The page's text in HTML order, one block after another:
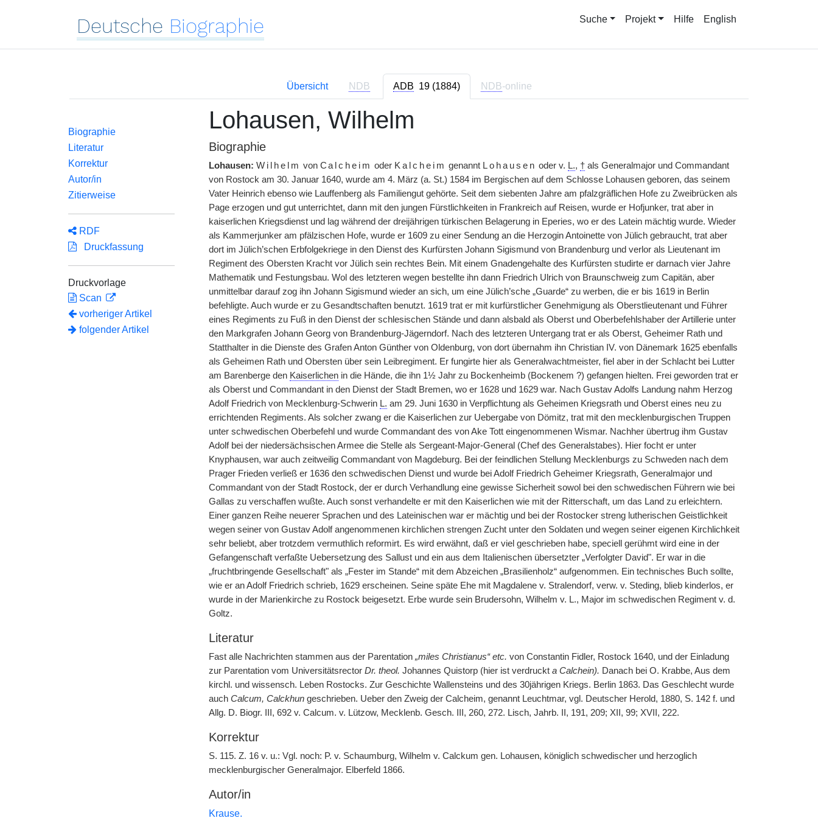
Deutsche Biographie Suche Projekt Hilfe English
Übersicht NDB ADB 19 (1884) NDB-online
Biographie
Literatur
Korrektur
Autor/in
Zitierweise
RDF
Druckfassung
Druckvorlage
Scan
vorheriger Artikel
folgender Artikel
Lohausen, Wilhelm
Biographie
Lohausen: Wilhelm von Calcheim oder Kalcheim genannt Lohausen oder v. L., †als Generalmajor und Commandant
von Rostock am 30. Januar 1640, wurde am 4. März (a. St.) 1584 im Bergischen auf dem Schlosse Lohausen geboren, das seinem
Vater Heinrich ebenso wie Lauffenberg als Familiengut gehörte. Seit dem siebenten Jahre am pfalzgräflichen Hofe zu Zweibrücken als
Page erzogen und gut unterrichtet, dann mit den jungen Fürstlichkeiten in Frankreich auf Reisen, wurde er Hofjunker, trat aber in
kaiserlichen Kriegsdienst und lag während der dreijährigen türkischen Belagerung in Eperies, wo er des Latein mächtig wurde. Wieder
als Kammerjunker am pfälzischen Hofe, wurde er 1609 zu einer Sendung an die Herzogin Antoinette von Jülich gebraucht, trat aber
dort im Jülich’schen Erbfolgekriege in den Dienst des Kurfürsten Johann Sigismund von Brandenburg und verlor als Lieutenant im
Regiment des Obersten Kracht vor Jülich sein rechtes Bein. Mit einem Gnadengehalte des Kurfürsten studirte er darnach vier Jahre
Mathematik und Festungsbau. Wol des letzteren wegen bestellte ihn dann Friedrich Ulrich von Braunschweig zum Capitän, aber
unmittelbar darauf zog ihn Johann Sigismund wieder an sich, um eine Jülich’sche „Guarde“ zu werben, die er bis 1619 in Berlin
befehligte. Auch wurde er zu Gesandtschaften benutzt. 1619 trat er mit kurfürstlicher Genehmigung als Oberstlieutenant und Führer
eines Regiments zu Fuß in den Dienst der schlesischen Stände und dann alsbald als Oberst und Oberbefehlshaber der Artillerie unter
den Markgrafen Johann Georg von Brandenburg-Jägerndorf. Nach des letzteren Untergang trat er als Oberst, Geheimer Rath und
Statthalter in die Dienste des Grafen Anton Günther von Oldenburg, von dort übernahm ihn Christian IV. von Dänemark 1625 ebenfalls
als Geheimen Rath und Obersten über sein Leibregiment. Er fungirte hier als Generalwachtmeister, fiel aber in der Schlacht bei Lutter
am Barenberge den Kaiserlichenin die Hände, die ihn 1½ Jahr zu Bockenheimb (Bockenem ?) gefangen hielten. Frei geworden trat er
als Oberst und Commandant in den Dienst der Stadt Bremen, wo er 1628 und 1629 war. Nach Gustav Adolfs Landung nahm Herzog
Adolf Friedrich von Mecklenburg-Schwerin L. am 29. Juni 1630 in Verpflichtung als Geheimen Kriegsrath und Oberst eines neu zu
errichtenden Regiments. Als solcher zwang er die Kaiserlichen zur Uebergabe von Dömitz, trat mit den mecklenburgischen Truppen
unter schwedischen Oberbefehl und wurde Commandant des von Ake Tott eingenommenen Wismar. Nachher übertrug ihm Gustav
Adolf bei der niedersächsischen Armee die Stelle als Sergeant-Major-General (Chef des Generalstabes). Hier focht er unter
Knyphausen, war auch zeitweilig Commandant von Magdeburg. Bei der feindlichen Stellung Mecklenburgs zu Schweden nach dem
Prager Frieden verließ er 1636 den schwedischen Dienst und wurde bei Adolf Friedrich Geheimer Kriegsrath, Generalmajor und
Commandant von der Stadt Rostock, der er durch Verhandlung eine gewisse Sicherheit sowol bei den schwedischen Führern wie bei
Gallas zu verschaffen wußte. Auch sonst verhandelte er mit den Kaiserlichen wie mit der Ritterschaft, um das Land zu erleichtern.
Einer ganzen Reihe neuerer Sprachen und des Lateinischen war er mächtig und bei der Rostocker streng lutherischen Geistlichkeit
wegen seiner von Gustav Adolf angenommenen kirchlichen strengen Zucht unter den Soldaten und wegen seiner eigenen Kirchlichkeit
sehr beliebt, aber trotzdem vermuthlich reformirt. Es wird erwähnt, daß er viel geschrieben habe, speciell gerühmt wird eine in der
Gefangenschaft verfaßte Uebersetzung des Sallust und ein aus dem Italienischen übersetzter „Verfolgter David". Er war in die
„fruchtbringende Gesellschaft" als „Fester im Stande“ mit dem Abzeichen „Brasilienholz“ aufgenommen. Ein technisches Buch sollte,
wie er an Adolf Friedrich schrieb, 1629 erscheinen. Seine späte Ehe mit Magdalene v. Stralendorf, verw. v. Steding, blieb kinderlos, er
wurde in der Marienkirche zu Rostock beigesetzt. Erbe wurde sein Brudersohn, Wilhelm v. L., Major im schwedischen Regiment v. d.
Goltz.
Literatur
Fast alle Nachrichten stammen aus der Parentation „miles Christianus“ etc. von Constantin Fidler, Rostock 1640, und der Einladung
zur Parentation vom Universitätsrector Dr. theol. Johannes Quistorp (hier ist verdruckt a Calchein). Danach bei O. Krabbe, Aus dem
kirchl. und wissensch. Leben Rostocks. Zur Geschichte Wallensteins und des 30jährigen Kriegs. Berlin 1863. Das Geschlecht wurde
auch Calcum, Calckhungeschrieben. Ueber den Zweig der Calcheim, genannt Leuchtmar, vgl. Deutscher Herold, 1880, S. 142 f. und
Allg. D. Biogr. III, 692 v. Calcum. v. Lützow, Mecklenb. Gesch. III, 260, 272. Lisch, Jahrb. II, 191, 209; XII, 99; XVII, 222.
Korrektur
S. 115. Z. 16 v. u.: Vgl. noch: P. v. Schaumburg, Wilhelm v. Calckum gen. Lohausen, königlich schwedischer und herzoglich
mecklenburgischer Generalmajor. Elberfeld 1866.
Autor/in
Krause.